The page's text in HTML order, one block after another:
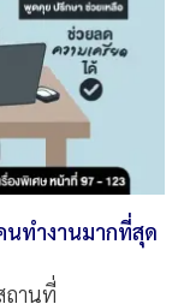
ทำงานมากที่สุด
ถานที่